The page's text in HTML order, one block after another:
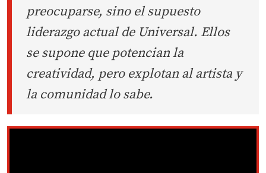
preocuparse, sino el supuesto
liderazgo actual de Universal. Ellos
se supone que potencian la
creatividad, pero explotan al artista y
la comunidad lo sabe.